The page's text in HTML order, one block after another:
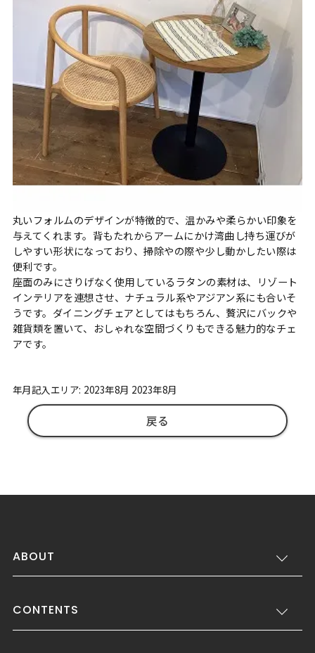
丸いフォルムのデザインが特徴的で、温かみや柔らかい印象を
与えてくれます。背もたれからアームにかけ湾曲し持ち運びが
しやすい形状になっており、掃除やの際や少し動かしたい際は
便利です。
座面のみにさりげなく使用しているラタンの素材は、リゾート
インテリアを連想させ、ナチュラル系やアジアン系にも合いそ
うです。ダイニングチェアとしてはもちろん、贅沢にバックや
雑貨類を置いて、おしゃれな空間づくりもできる魅力的なチェ
アです。
年月記入エリア: 2023年8月 2023年8月
戻る
ABOUT
CONTENTS